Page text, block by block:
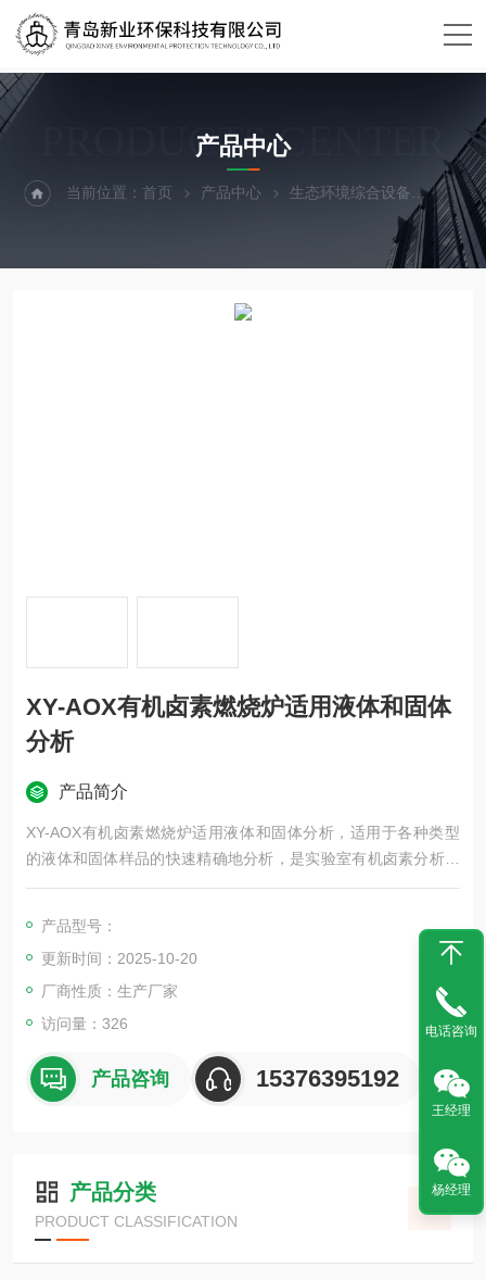
PRODUCTS CENTER
产品中心
当前位置：首页 产品中心 生态环境综合设备 燃烧炉
XY-AOX有机卤素燃烧炉适用液体和固体
分析
产品简介
XY-AOX有机卤素燃烧炉适用液体和固体分析，适用于各种类型
的液体和固体样品的快速精确地分析，是实验室有机卤素分析的
理想仪器
产品型号：
更新时间：2025-10-20
厂商性质：生产厂家
访问量：326
产品咨询 15376395192
产品分类
PRODUCT CLASSIFICATION
电话咨询
王经理
杨经理